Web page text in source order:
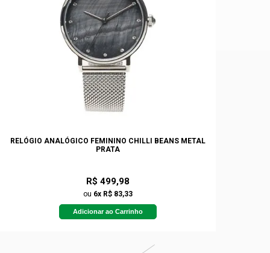
RELÓGIO ANALÓGICO FEMININO CHILLI BEANS METAL
PRATA
R$ 499,98
ou 6x R$ 83,33
Adicionar ao Carrinho